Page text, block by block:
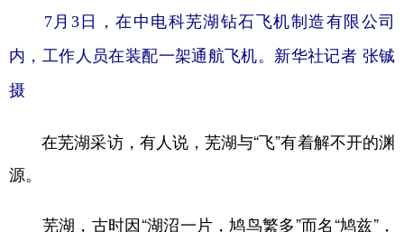
7月3日，在中电科芜湖钻石飞机制造有限公司
内，工作人员在装配一架通航飞机。新华社记者 张铖
摄
在芜湖采访，有人说，芜湖与“飞”有着解不开的渊
源。
芜湖，古时因“湖沼一片，鸠鸟繁多”而名“鸠兹”，